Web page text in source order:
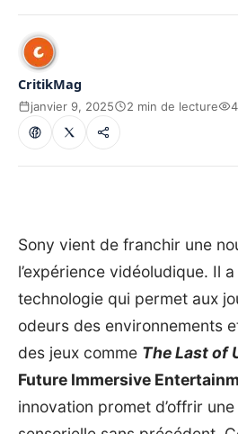
CritikMag
janvier 9, 2025 2 min de lecture
Sony vient de franchir une
l’expérience vidéoludique. Il
technologie qui permet aux
odeurs des environnements
des jeux comme The Last of
Future Immersive
innovation promet d’offrir